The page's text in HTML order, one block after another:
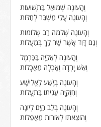
וְהָעוֹנֶה שְׁמוּאֵל בַּתְּשׁוּעוֹת
וְהָעוֹנֶה עֲלֵי מַשְׁבֵּר לְחַלּוֹת
וְהָעוֹנֶה שְׁלֹמֹה רַב שְלוֹמוֹת
וְגַם דָּוִד אֲשֶׁר שָׁר לָךְ בְּמַעֲלוֹת
וְהָעוֹנֶה לְאֵלִיָּה בַּכַּרְמֶל
וְאֵשׁ יָרְדָה וְאָכְלָה מַאֲכָלוֹת
וְהָעוֹנֶה בְיֶשַׁע לֶאֱלִישָׁע
וְחִזְקִיָּה עֲנִיתוֹ בַּתְּעָלוֹת
וְהָעוֹנֶה בְלֵב הַיָּם לְיוֹנָה
וְהוֹצֵאתוֹ לְאוֹרוֹת מֵאֲפֵלוֹת